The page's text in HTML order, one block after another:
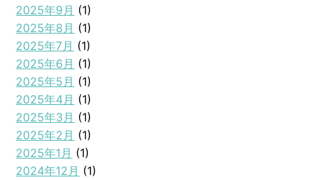
2025年9月 (1)
2025年8月 (1)
2025年7月 (1)
2025年6月 (1)
2025年5月 (1)
2025年4月 (1)
2025年3月 (1)
2025年2月 (1)
2025年1月 (1)
2024年12月 (1)